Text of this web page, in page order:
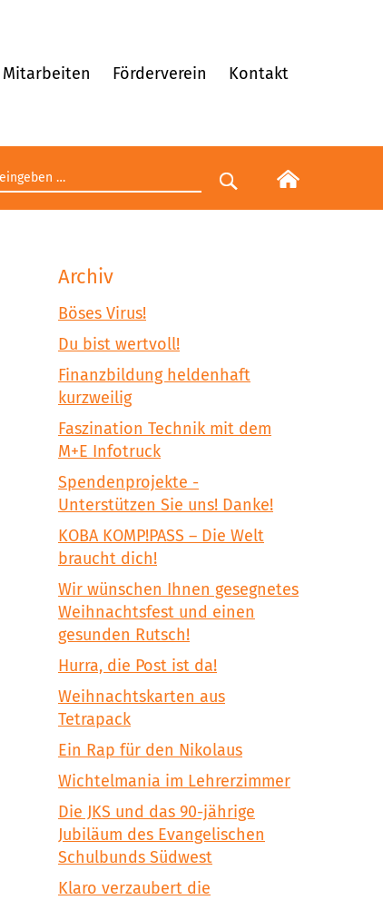
Mitarbeiten Förderverein Kontakt
eingeben
Suche starten
Archiv
Böses Virus!
Du bist wertvoll!
Finanzbildung heldenhaft
kurzweilig
Faszination Technik mit dem
M+E Infotruck
Spendenprojekte -
Unterstützen Sie uns! Danke!
KOBA KOMP!PASS – Die Welt
braucht dich!
Wir wünschen Ihnen gesegnetes
Weihnachtsfest und einen
gesunden Rutsch!
Hurra, die Post ist da!
Weihnachtskarten aus
Tetrapack
Ein Rap für den Nikolaus
Wichtelmania im Lehrerzimmer
Die JKS und das 90-jährige
Jubiläum des Evangelischen
Schulbunds Südwest
Klaro verzaubert die